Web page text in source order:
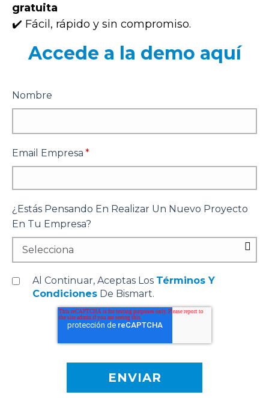
gratuita
✔️ Fácil, rápido y sin compromiso.
Accede a la demo aquí
Nombre
Email Empresa *
¿Estás Pensando En Realizar Un Nuevo Proyecto
En Tu Empresa?
Al Continuar, Aceptas Los Términos Y
Condiciones De Bismart.